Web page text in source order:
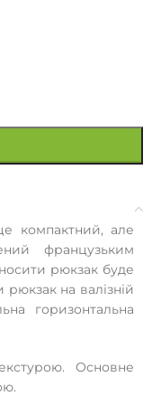
компактний, але
французьким
рюкзак буде
на валізній
горизонтальна
Основне